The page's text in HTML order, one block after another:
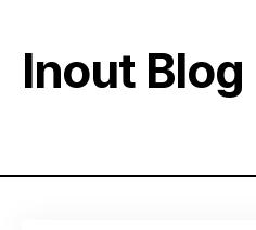
Inout Blog